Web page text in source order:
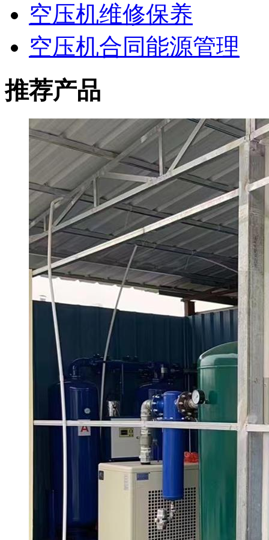
空压机维修保养
空压机合同能源管理
推荐产品